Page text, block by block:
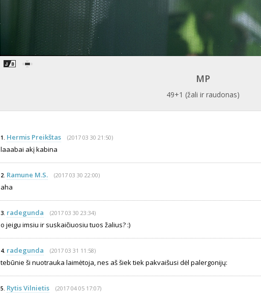
MP
49+1 (žali ir raudonas)
1. Hermis Preikštas (2017 03 30 21:50)
laaabai akį kabina
2. Ramune M.S. (2017 03 30 22:00)
aha
3. radegunda (2017 03 30 23:34)
o jeigu imsiu ir suskaičiuosiu tuos žalius? :)
4. radegunda (2017 03 31 11:58)
tebūnie ši nuotrauka laimėtoja, nes aš šiek tiek pakvaišusi dėl palergonijų:
5. Rytis Vilnietis (2017 04 05 17:07)